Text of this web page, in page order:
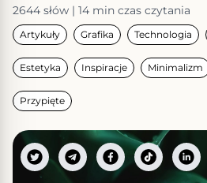
2644 słów | 14 min czas czytania
Artykuły Grafika Technologia
Estetyka Inspiracje Minimalizm
Przypięte